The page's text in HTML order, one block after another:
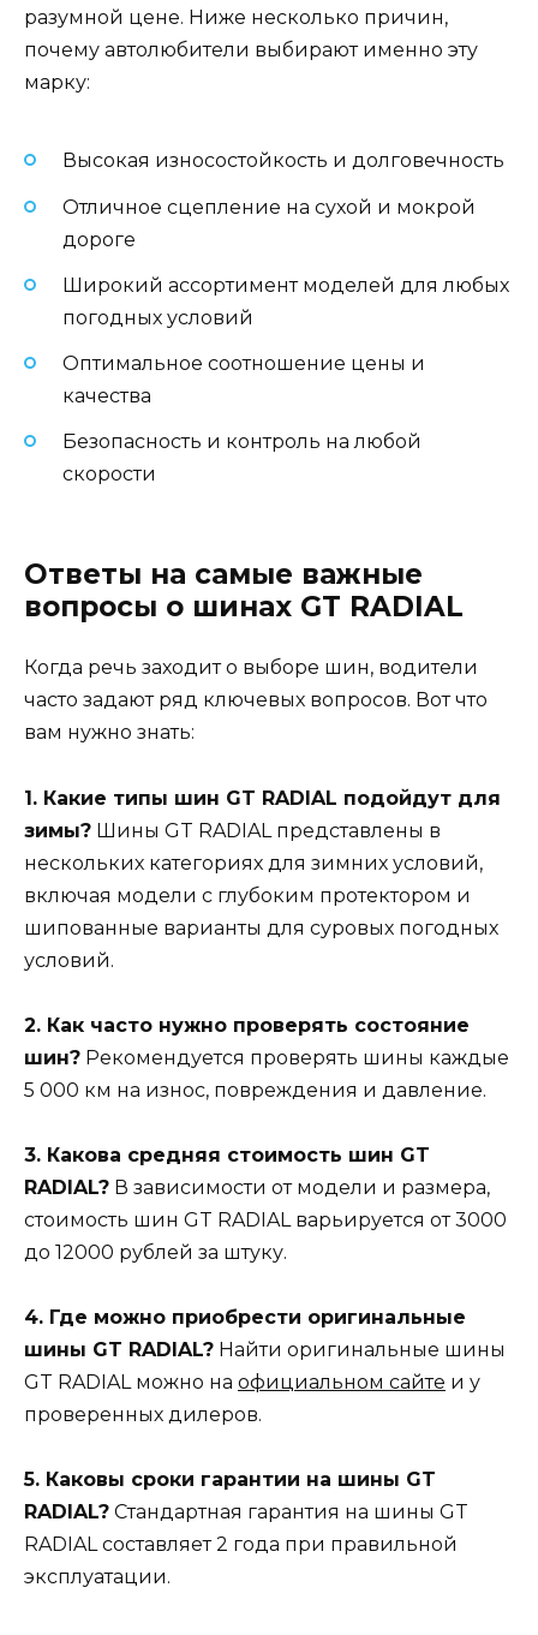
разумной цене. Ниже несколько причин,
почему автолюбители выбирают именно эту
марку:
Высокая износостойкость и долговечность
Отличное сцепление на сухой и мокрой
дороге
Широкий ассортимент моделей для любых
погодных условий
Оптимальное соотношение цены и
качества
Безопасность и контроль на любой
скорости
Ответы на самые важные
вопросы о шинах GT RADIAL
Когда речь заходит о выборе шин, водители
часто задают ряд ключевых вопросов. Вот что
вам нужно знать:
1. Какие типы шин GT RADIAL подойдут для
зимы? Шины GT RADIAL представлены в
нескольких категориях для зимних условий,
включая модели с глубоким протектором и
шипованные варианты для суровых погодных
условий.
2. Как часто нужно проверять состояние
шин? Рекомендуется проверять шины каждые
5 000 км на износ, повреждения и давление.
3. Какова средняя стоимость шин GT
RADIAL? В зависимости от модели и размера,
стоимость шин GT RADIAL варьируется от 3000
до 12000 рублей за штуку.
4. Где можно приобрести оригинальные
шины GT RADIAL? Найти оригинальные шины
GT RADIAL можно на официальном сайте и у
проверенных дилеров.
5. Каковы сроки гарантии на шины GT
RADIAL? Стандартная гарантия на шины GT
RADIAL составляет 2 года при правильной
эксплуатации.